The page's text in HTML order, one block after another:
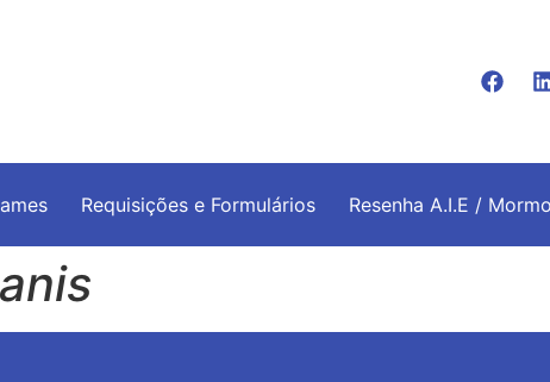
Requisições e Formulários Resenha A.I.E / Mormo